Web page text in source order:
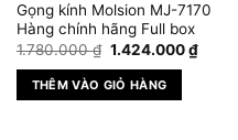
Gọng kính Molsion MJ-7170
Hàng chính hãng Full box
1.780.000₫ Giá
là:
1.780.000 ₫.
1.424.000₫Giá
hiện
THÊM VÀO GIỎ HÀNG
₫.